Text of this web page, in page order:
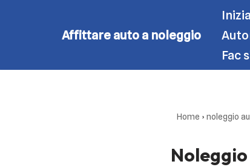
Affittare auto a noleggio
Fac
Home › noleggio